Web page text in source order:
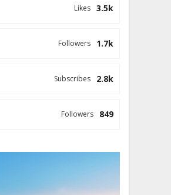
3.5k
Likes
1.7k
Followers
2.8k
Subscribes
849
Followers